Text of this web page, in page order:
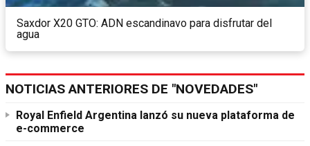
Saxdor X20 GTO: ADN escandinavo para disfrutar del
agua
NOTICIAS ANTERIORES DE "NOVEDADES"
Royal Enfield Argentina lanzó su nueva plataforma de
e-commerce